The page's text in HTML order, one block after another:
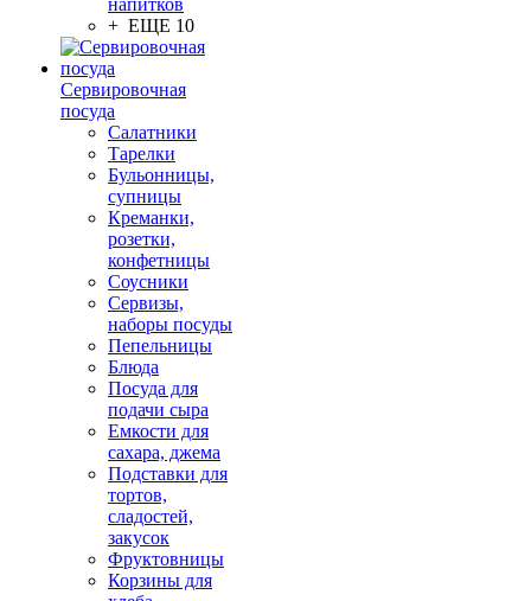
напитков
+ ЕЩЕ 10
Сервировочная
посуда
Салатники
Тарелки
Бульонницы,
супницы
Креманки,
розетки,
конфетницы
Соусники
Сервизы,
наборы посуды
Пепельницы
Блюда
Посуда для
подачи сыра
Емкости для
сахара, джема
Подставки для
тортов,
сладостей,
закусок
Фруктовницы
Корзины для